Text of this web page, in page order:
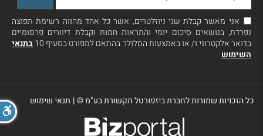
אני מאשר קבלת שני ניוזלטרים, אשר כל אחד מהווה רשימת תפוצה
נפרדת, בנושאים סיכום יומי והתראות חמות וקבלת דיוורים פרסומיים
בדואר אלקטרוני ו/ או באמצעות הסלולר בהתאם למפורט בסעיף 10
בתנאי
השימוש
כל הזכויות שמורות לחברת ביזפורטל תקשורת בע"מ ©| תנאי שימוש